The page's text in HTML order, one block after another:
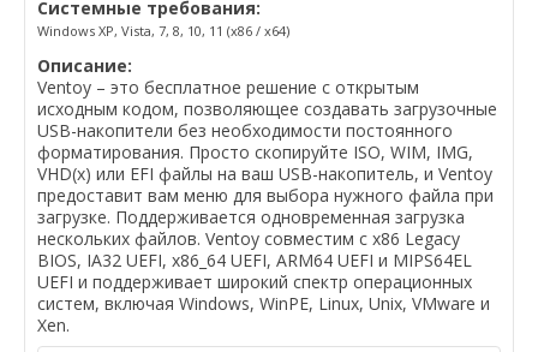
Системные требования:
Windows XP, Vista, 7, 8, 10, 11 (x86 / x64)
Описание:
Ventoy – это бесплатное решение с открытым
исходным кодом, позволяющее создавать загрузочные
USB-накопители без необходимости постоянного
форматирования. Просто скопируйте ISO, WIM, IMG,
VHD(x) или EFI файлы на ваш USB-накопитель, и Ventoy
предоставит вам меню для выбора нужного файла при
загрузке. Поддерживается одновременная загрузка
нескольких файлов. Ventoy совместим с x86 Legacy
BIOS, IA32 UEFI, x86_64 UEFI, ARM64 UEFI и MIPS64EL
UEFI и поддерживает широкий спектр операционных
систем, включая Windows, WinPE, Linux, Unix, VMware и
Xen.